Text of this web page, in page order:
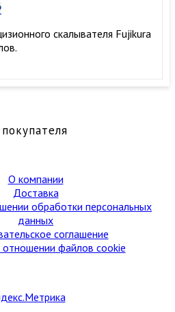
скалывателя Fujikura
О компании
Доставка
обработки персональных
данных
соглашение
отношении файлов cookie